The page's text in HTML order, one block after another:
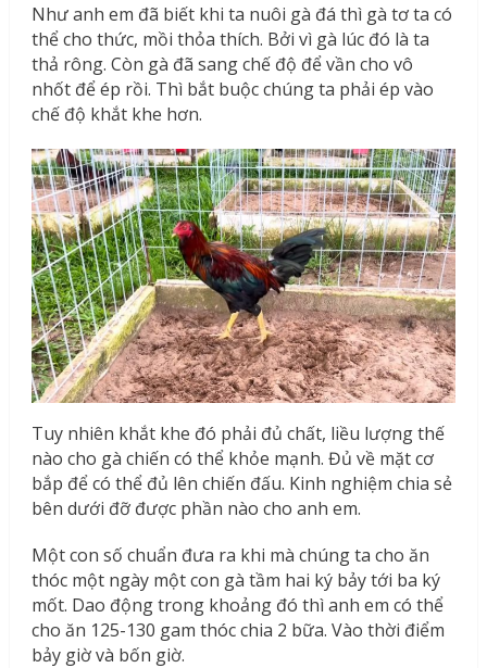
Như anh em đã biết khi ta nuôi gà đá thì gà tơ ta có
thể cho thức, mồi thỏa thích. Bởi vì gà lúc đó là ta
thả rông. Còn gà đã sang chế độ để vần cho vô
nhốt để ép rồi. Thì bắt buộc chúng ta phải ép vào
chế độ khắt khe hơn.
Tuy nhiên khắt khe đó phải đủ chất, liều lượng thế
nào cho gà chiến có thể khỏe mạnh. Đủ về mặt cơ
bắp để có thể đủ lên chiến đấu. Kinh nghiệm chia sẻ
bên dưới đỡ được phần nào cho anh em.
Một con số chuẩn đưa ra khi mà chúng ta cho ăn
thóc một ngày một con gà tầm hai ký bảy tới ba ký
mốt. Dao động trong khoảng đó thì anh em có thể
cho ăn 125-130 gam thóc chia 2 bữa. Vào thời điểm
bảy giờ và bốn giờ.